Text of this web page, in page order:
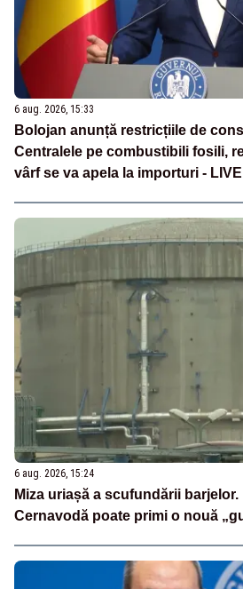
6 aug. 2026, 15:33
Bolojan anunță restricțiile de
Centralele pe combustibili fosili,
vârf se va apela la importuri -
6 aug. 2026, 15:24
Miza uriașă a scufundării
Cernavodă poate primi o nouă